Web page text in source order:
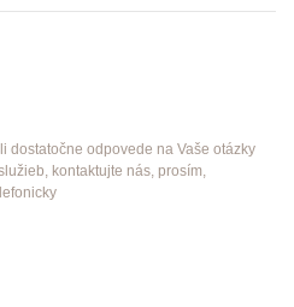
dostatočne odpovede na Vaše otázky
kontaktujte nás, prosím,